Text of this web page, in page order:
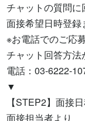
チャットの質問に
面接希望日時登録
※お電話でのご応募
チャット回答方法
電話：03-6222-
▼
【STEP2】面接
面接担当者より